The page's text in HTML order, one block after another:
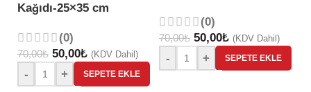
Kağıdı-25×35 cm
(0)
70,00₺ 50,00₺ (KDV Dahil)
- + SEPETE EKLE
(0)
70,00₺ 50,00₺ (KDV Dahil)
- + SEPETE EKLE